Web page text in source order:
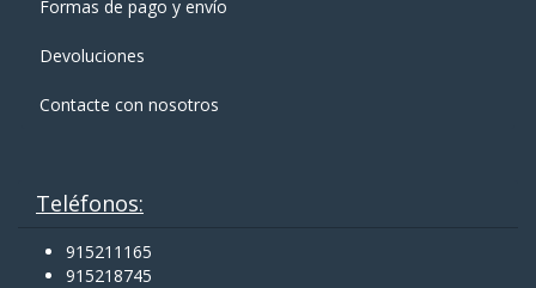
Formas de pago y enví­o
Devoluciones
Contacte con nosotros
Teléfonos:
915211165
915218745